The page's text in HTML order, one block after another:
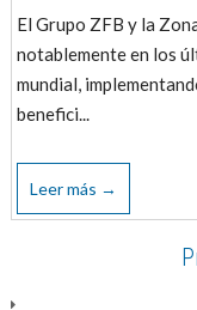
El Grupo ZFB y la
notablemente en los
mundial,
benefici...
Leer más →